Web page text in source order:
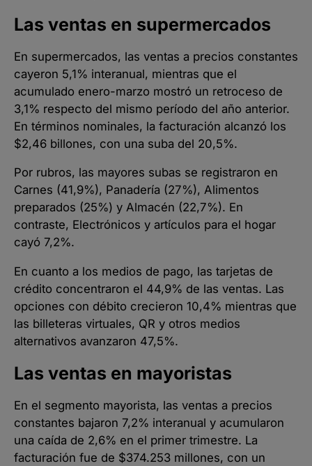
Las ventas en supermercados
En supermercados, las ventas a precios constantes
cayeron 5,1% interanual, mientras que el
acumulado enero-marzo mostró un retroceso de
3,1% respecto del mismo período del año anterior.
En términos nominales, la facturación alcanzó los
$2,46 billones, con una suba del 20,5%.
Por rubros, las mayores subas se registraron en
Carnes (41,9%), Panadería (27%), Alimentos
preparados (25%) y Almacén (22,7%). En
contraste, Electrónicos y artículos para el hogar
cayó 7,2%.
En cuanto a los medios de pago, las tarjetas de
crédito concentraron el 44,9% de las ventas. Las
opciones con débito crecieron 10,4% mientras que
las billeteras virtuales, QR y otros medios
alternativos avanzaron 47,5%.
Las ventas en mayoristas
En el segmento mayorista, las ventas a precios
constantes bajaron 7,2% interanual y acumularon
una caída de 2,6% en el primer trimestre. La
facturación fue de $374.253 millones, con un